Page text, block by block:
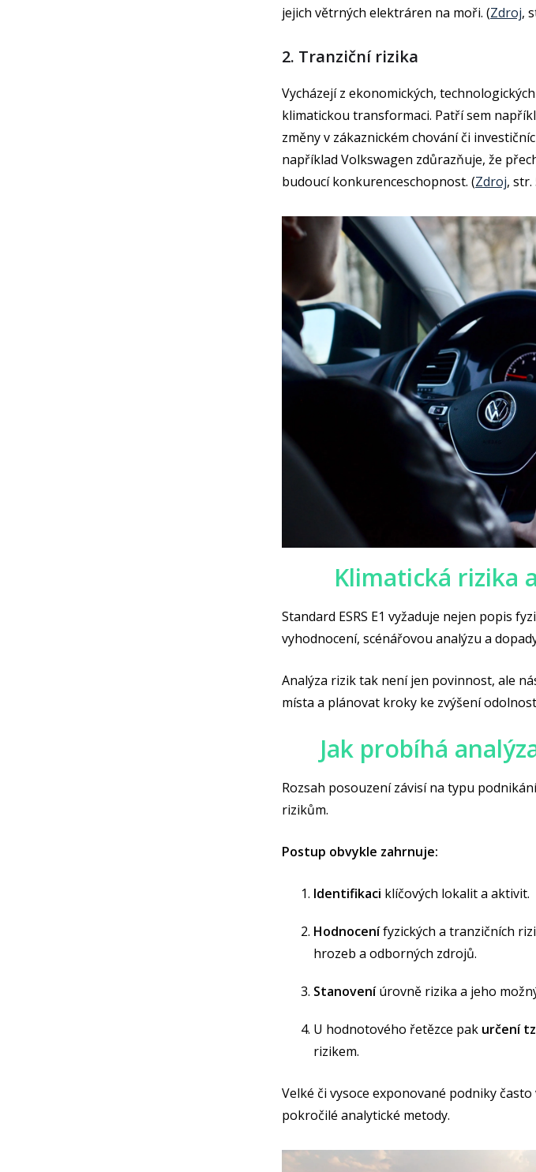
jejich větrných elektráren na moři. (Zdroj,
2. Tranziční rizika
Vycházejí z ekonomických,
klimatickou transformaci. Patří sem
změny v zákaznickém chování či
například Volkswagen zdůrazňuje, že
budoucí konkurenceschopnost. (Zdroj, str.
Klimatická rizika
Standard ESRS E1 vyžaduje nejen popis
vyhodnocení, scénářovou analýzu a
Analýza rizik tak není jen povinnost, ale
místa a plánovat kroky ke zvýšení
Jak probíhá
Rozsah posouzení závisí na typu
rizikům.
Postup obvykle zahrnuje:
Identifikaci klíčových lokalit a aktivit.
Hodnocenífyzických a tranzičních
hrozeb a odborných zdrojů.
Stanoveníúrovně rizika a jeho
U hodnotového řetězce pak určení
rizikem.
Velké či vysoce exponované podniky
pokročilé analytické metody.